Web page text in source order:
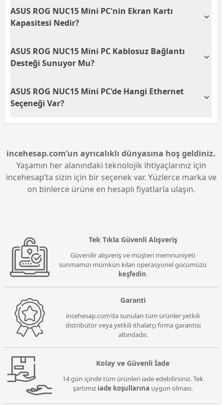
3.2 Gen2 Type-C ve 6x USB 3.2 Gen2 Type-A bağlantı
noktalarına sahiptir. Bu geniş bağlantı seçenekleri,
çeşitli çevre birimlerini rahatça kullanmanızı sağlar.
ASUS ROG NUC15 Mini PC'nin Ekran Kartı
Kapasitesi Nedir?
oyun ve multimedya deneyimi sağlamak için 16 GB
kapasiteye sahiptir. Bu kapasite, yüksek kaliteli
grafikler ve hızlı görüntü işleme için idealdir.
ASUS ROG NUC15 Mini PC Kablosuz Bağlantı
Desteği Sunuyor Mu?
kablosuz bağlantı imkanı sunmaktadır. Bu özellik,
internet bağlantınızı kablo kullanmadan hızlı ve
pratik bir şekilde gerçekleştirmeyi sağlar.
ASUS ROG NUC15 Mini PC'de Hangi Ethernet
Seçeneği Var?
Bu mini PC, kablolu ağ bağlantısı sağlayan Ethernet
incehesap.com’un ayrıcalıklı dünyasına hoş geldiniz.
Yaşamın her alanındaki teknolojik ihtiyaçlarınız için
incehesap’ta sizin için bir seçenek var. Yüzlerce marka ve
on binlerce ürüne en hesaplı fiyatlarla ulaşın.
Tek Tıkla Güvenli Alışveriş
Güvenilir alışveriş ve müşteri memnuniyeti
sunmamızı mümkün kılan operasyonel gücümüzü
keşfedin.
Garanti
incehesap.com'da sunulan tüm ürünler yetkili
distribütör veya yetkili ithalatçı firma garantisi
altındadır.
Kolay ve Güvenli İade
14 gün içinde tüm ürünleri iade edebilirsiniz. Tek
şartımız iade koşullarına uygun olması.